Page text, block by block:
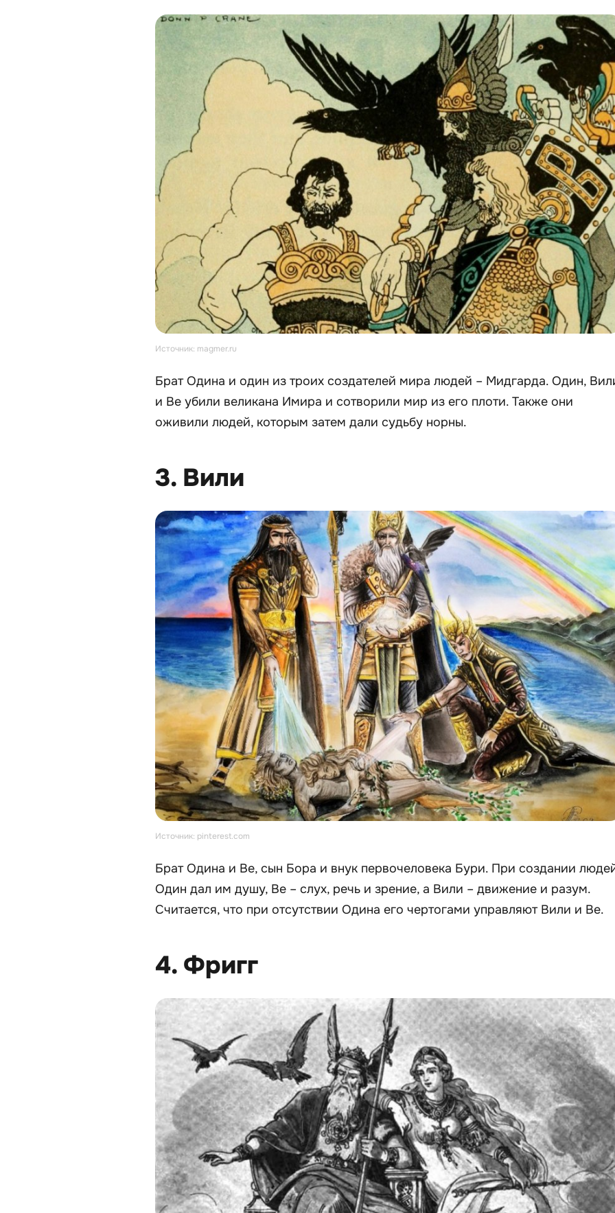
Источник: magmer.ru
Брат Одина и один из троих создателей мира людей – Мидгарда. Один,
и Ве убили великана Имира и сотворили мир из его плоти. Также они
оживили людей, которым затем дали судьбу норны.
3. Вили
Источник: pinterest.com
Брат Одина и Ве, сын Бора и внук первочеловека Бури. При создании
Один дал им душу, Ве – слух, речь и зрение, а Вили – движение и разум.
Считается, что при отсутствии Одина его чертогами управляют Вили и Ве.
4. Фригг